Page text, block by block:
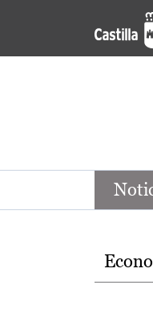
Pasar al contenido
Noticias de
Temas